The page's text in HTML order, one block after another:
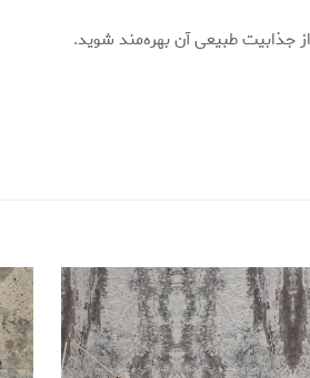
جذابیت طبیعی آن بهره‌مند شوید.
مستر سیلور یکی از برترین شرکت‌ها در صنعت سنگ ایران است که
معادن غنی ایران، محصولاتی با زیبایی
در بازار داخلی و بین‌المللی کسب
برای پیشرفت و تعالی است. چگونه می‌توان